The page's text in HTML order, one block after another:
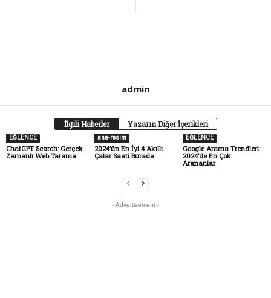
admin
İlgili Haberler Yazarın Diğer İçerikleri
EĞLENCE
ChatGPT Search: Gerçek
Zamanlı Web Tarama
ana-resim
2024’ün En İyi 4 Akıllı
Çalar Saati Burada
EĞLENCE
Google Arama Trendleri:
2024’de En Çok
Arananlar
- Advertisement -